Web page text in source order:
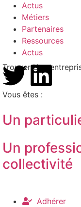
Actus
Métiers
Partenaires
Ressources
Actus
Trouver Une
Vous êtes :
Un
Un
collectivité
Adhérer